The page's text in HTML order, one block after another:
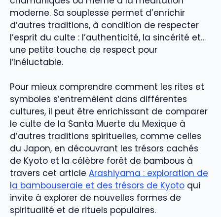
moderne. Sa souplesse permet d’enrichir
d’autres traditions, à condition de respecter
l’esprit du culte : l’authenticité, la sincérité et…
une petite touche de respect pour
l’inéluctable.
Pour mieux comprendre comment les rites et
symboles s’entremêlent dans différentes
cultures, il peut être enrichissant de comparer
le culte de la Santa Muerte du Mexique à
d’autres traditions spirituelles, comme celles
du Japon, en découvrant les trésors cachés
de Kyoto et la célèbre forêt de bambous à
travers cet article Arashiyama : exploration de
la bambouseraie et des trésors de Kyoto qui
invite à explorer de nouvelles formes de
spiritualité et de rituels populaires.